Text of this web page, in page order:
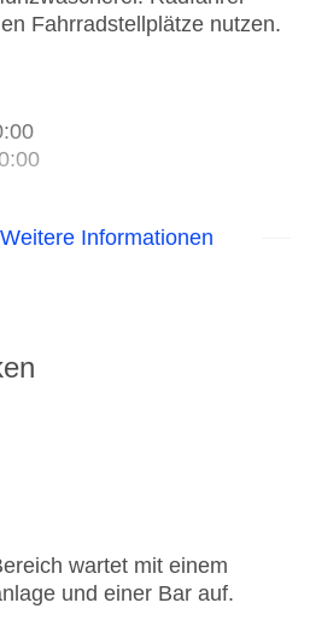
Fahrradstellplätze nutzen.
1
9
250
Weitere Informationen
wartet mit einem
und einer Bar auf.